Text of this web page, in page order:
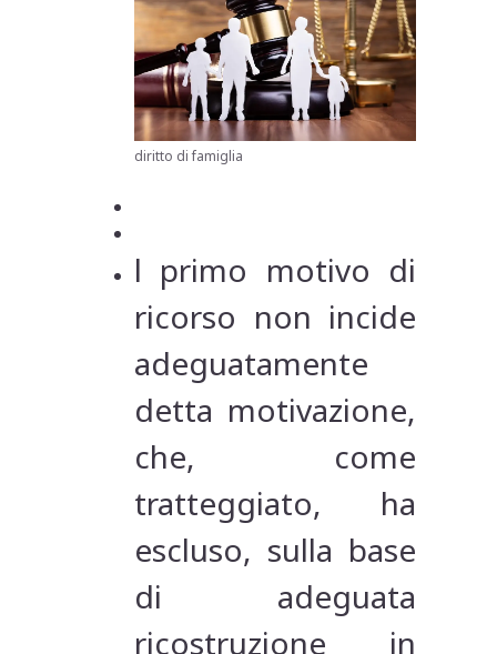
diritto di famiglia
l primo motivo di
ricorso non incide
adeguatamente
detta motivazione,
che, come
tratteggiato, ha
escluso, sulla base
di adeguata
ricostruzione in